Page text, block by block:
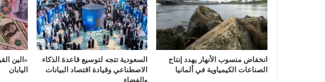
انخفاض منسوب الأنهار يهدد إنتاج
الصناعات الكيمياوية في ألمانيا
السعودية تتجه لتوسيع قاعدة الذكاء
الاصطناعي وقيادة اقتصاد البيانات
والفضاء
«الين
اليابان